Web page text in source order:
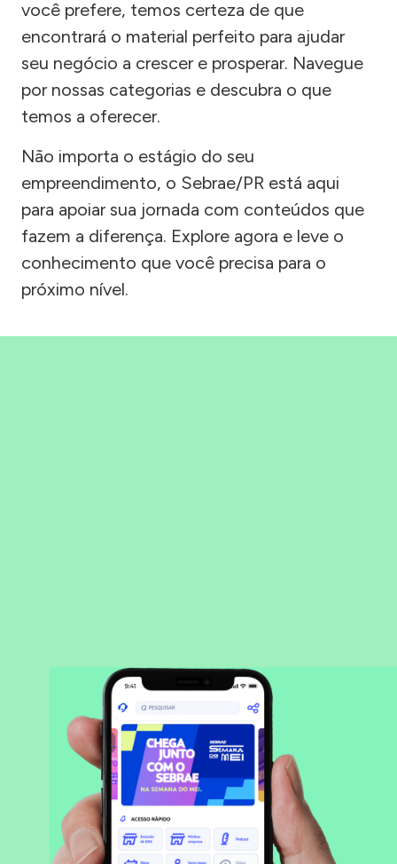
você prefere, temos certeza de que
encontrará o material perfeito para ajudar
seu negócio a crescer e prosperar. Navegue
por nossas categorias e descubra o que
temos a oferecer.
Não importa o estágio do seu
empreendimento, o Sebrae/PR está aqui
para apoiar sua jornada com conteúdos que
fazem a diferença. Explore agora e leve o
conhecimento que você precisa para o
próximo nível.